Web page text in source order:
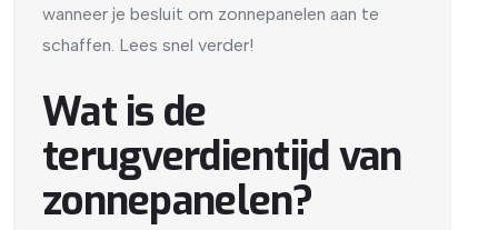
wanneer je besluit om zonnepanelen aan te
schaffen. Lees snel verder!
Wat is de
terugverdientijd van
zonnepanelen?